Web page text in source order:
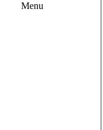
Menu